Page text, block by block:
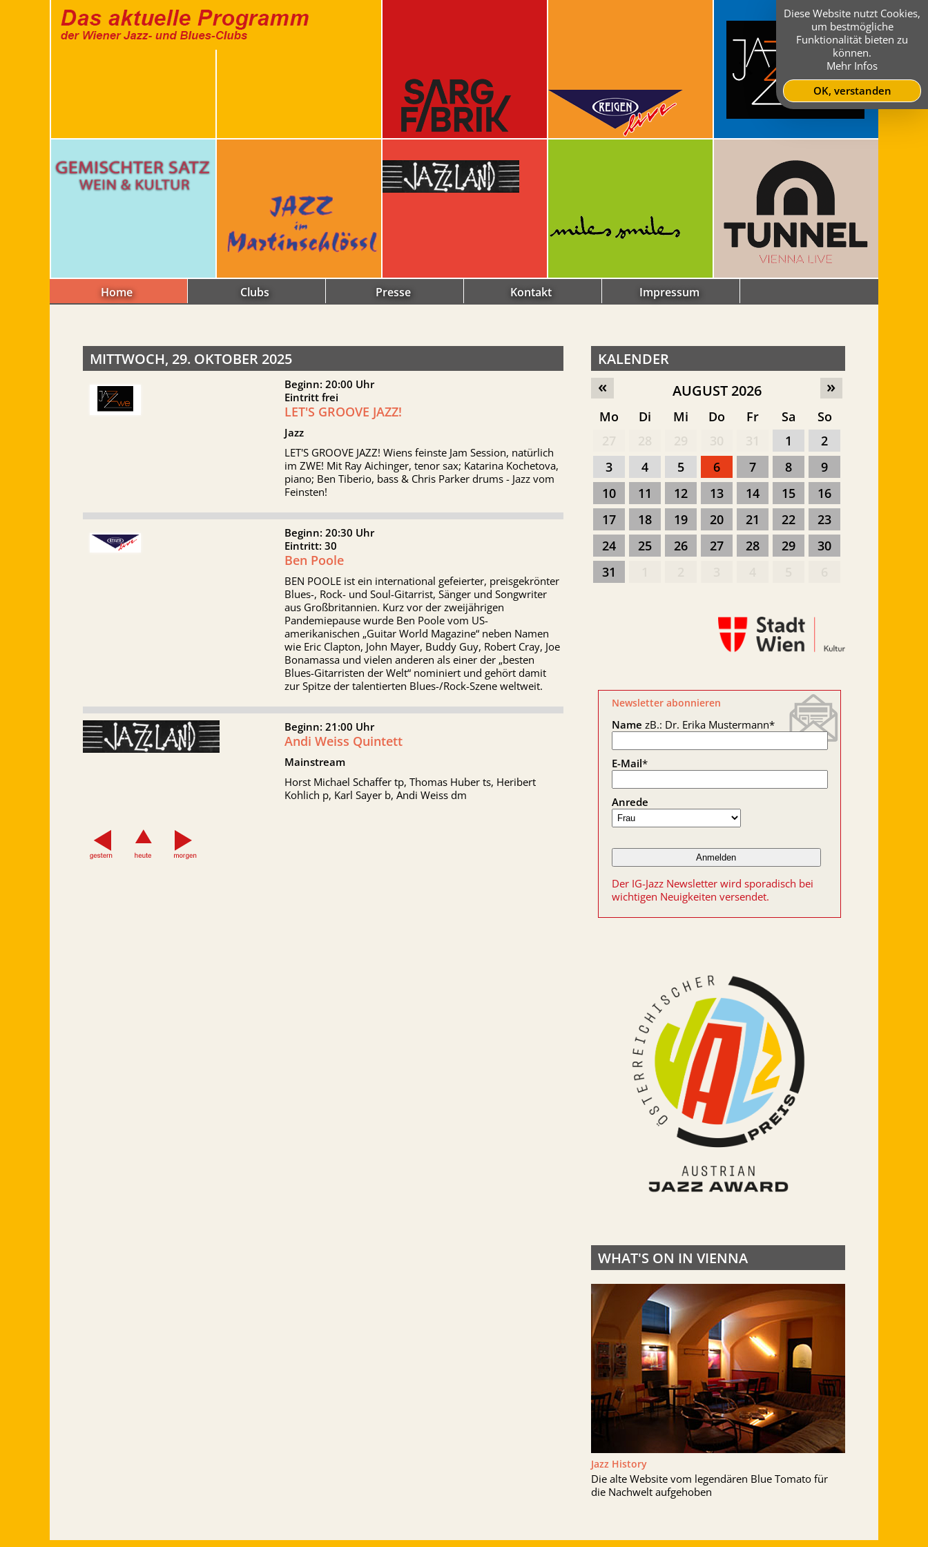
Home Clubs Presse Kontakt Impressum
MITTWOCH, 29. OKTOBER 2025
Beginn: 20:00 Uhr
Eintritt frei
LET'S GROOVE JAZZ!
Jazz
LET'S GROOVE JAZZ! Wiens feinste Jam Session, natürlich
im ZWE! Mit Ray Aichinger, tenor sax; Katarina Kochetova,
piano; Ben Tiberio, bass & Chris Parker drums - Jazz vom
Feinsten!
Beginn: 20:30 Uhr
Eintritt: 30
Ben Poole
BEN POOLE ist ein international gefeierter, preisgekrönter
Blues-, Rock- und Soul-Gitarrist, Sänger und Songwriter
aus Großbritannien. Kurz vor der zweijährigen
Pandemiepause wurde Ben Poole vom US-
amerikanischen „Guitar World Magazine“ neben Namen
wie Eric Clapton, John Mayer, Buddy Guy, Robert Cray, Joe
Bonamassa und vielen anderen als einer der „besten
Blues-Gitarristen der Welt“ nominiert und gehört damit
zur Spitze der talentierten Blues-/Rock-Szene weltweit.
Beginn: 21:00 Uhr
Andi Weiss Quintett
Mainstream
Horst Michael Schaffer tp, Thomas Huber ts, Heribert
Kohlich p, Karl Sayer b, Andi Weiss dm
KALENDER
»
« AUGUST 2026
Mo Di Mi Do Fr Sa
So
1
2
3
4 5 6 7 8
9
10
11 12 13 14 15
16
17
18 19 20 21 22
23
24
25 26 27 28 29
30
31
Newsletter abonnieren
Name zB.: Dr. Erika Mustermann*
E-Mail*
Anrede
Der IG-Jazz Newsletter wird sporadisch bei
wichtigen Neuigkeiten versendet.
WHAT'S ON IN VIENNA
Jazz History
Die alte Website vom legendären Blue Tomato für
die Nachwelt aufgehoben
Diese Website nutzt Cookies,
um bestmögliche
Funktionalität bieten zu
können.
Mehr Infos
OK, verstanden